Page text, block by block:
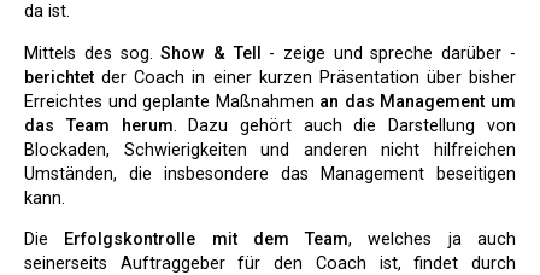
da ist.
Mittels des sog.Show & Tell
- zeige und spreche darüber -
berichtet der Coach in einer kurzen Präsentation über bisher
Erreichtes und geplante Maßnahmen an das Management um
das Team herum. Dazu gehört auch die Darstellung von
Blockaden, Schwierigkeiten und anderen nicht hilfreichen
Umständen, die insbesondere das Management beseitigen
kann.
Die Erfolgskontrolle mit dem Team, welches ja auch
seinerseits Auftraggeber für den Coach ist, findet durch